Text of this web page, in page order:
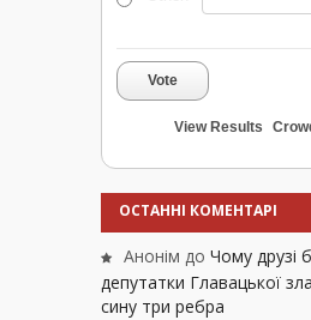
Vote
View Results
ОСТАННІ КОМЕНТАРІ
Анонім до Чому друзі
депутатки Главацької
сину три ребра